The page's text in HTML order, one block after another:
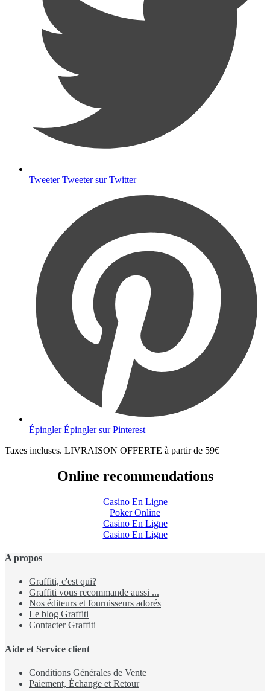
Tweeter Tweeter sur Twitter
Épingler Épingler sur Pinterest
Taxes incluses. LIVRAISON OFFERTE à partir de 59€
Online recommendations
Casino En Ligne
Poker Online
Casino En Ligne
Casino En Ligne
A propos
Graffiti, c'est qui?
Graffiti vous recommande aussi ...
Nos éditeurs et fournisseurs adorés
Le blog Graffiti
Contacter Graffiti
Aide et Service client
Conditions Générales de Vente
Paiement, Échange et Retour